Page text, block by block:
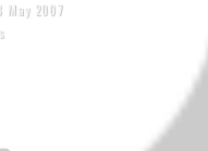
May 2007